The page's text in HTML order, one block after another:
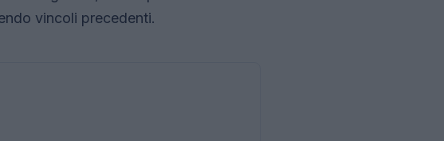
vincoli precedenti.